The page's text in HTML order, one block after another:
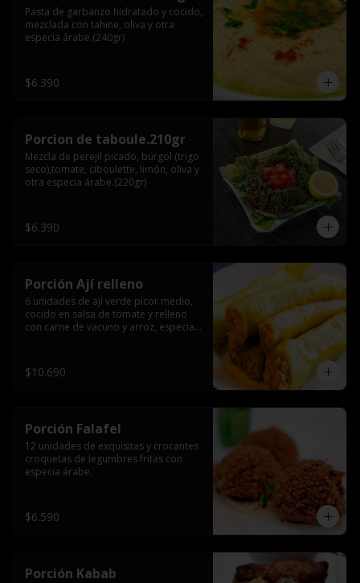
Pasta de garbanzo hidratado y cocido,
mezclada con tahine, oliva y otra
especia árabe.(240gr)
$6.390
Porcion de taboule.210gr
Mezcla de perejil picado, burgol (trigo
seco),tomate, ciboulette, limón, oliva y
otra especia árabe.(220gr)
$6.390
Porción Ají relleno
6 unidades de ají verde picor medio,
cocido en salsa de tomate y relleno
con carne de vacuno y arroz, especia
$10.690
Porción Falafel
12 unidades de exquisitas y crocantes
croquetas de legumbres fritas con
especia árabe.
$6.590
Porción Kabab